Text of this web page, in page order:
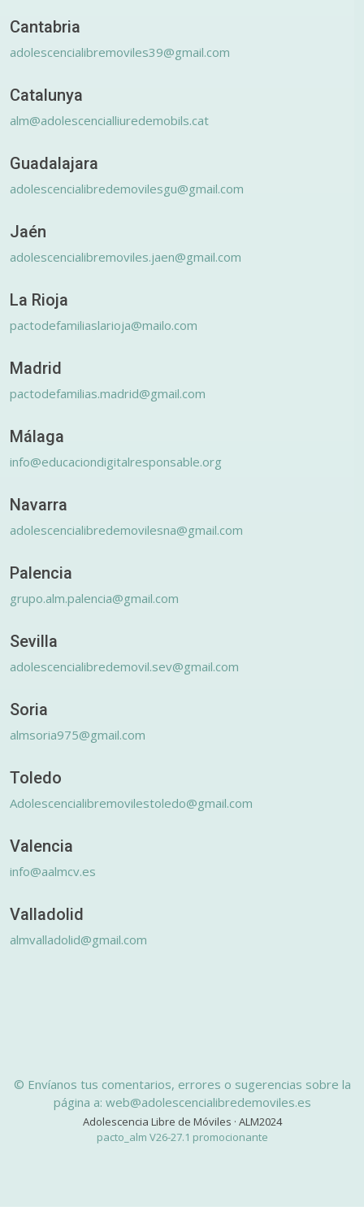
Cantabria
adolescencialibremoviles39@gmail.com
Catalunya
alm@adolescencialliuredemobils.cat
Guadalajara
adolescencialibredemovilesgu@gmail.com
Jaén
adolescencialibremoviles.jaen@gmail.com
La Rioja
pactodefamiliaslarioja@mailo.com
Madrid
pactodefamilias.madrid@gmail.com
Málaga
info@educaciondigitalresponsable.org
Navarra
adolescencialibredemovilesna@gmail.com
Palencia
grupo.alm.palencia@gmail.com
Sevilla
adolescencialibredemovil.sev@gmail.com
Soria
almsoria975@gmail.com
Toledo
Adolescencialibremovilestoledo@gmail.com
Valencia
info@aalmcv.es
Valladolid
almvalladolid@gmail.com
© Envíanos tus comentarios, errores o sugerencias sobre la
página a: web@adolescencialibredemoviles.es
Adolescencia Libre de Móviles · ALM2024
pacto_alm V26-27.1 promocionante